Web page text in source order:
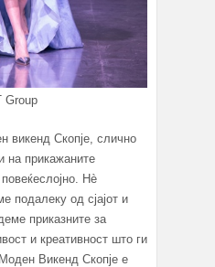
Group
викенд Скопје, слично
на прикажаните
Нè
подалеку од сјајот и
приказните за
и креативност што ги
Викенд Скопје е